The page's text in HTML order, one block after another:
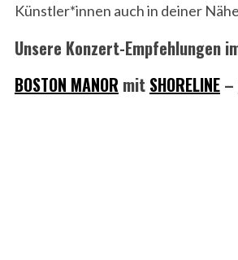
Künstler*innen auch in deiner
Unsere Konzert-Empfehlungen
BOSTON MANOR mit SHORELINE–